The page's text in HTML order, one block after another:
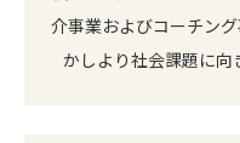
介事業およびコーチン
かしより社会課題に